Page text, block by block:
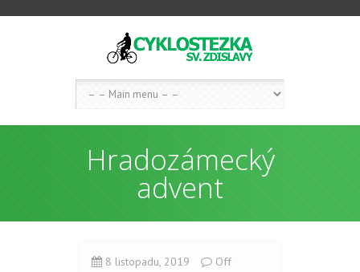
Hradozámecký
advent
8 listopadu, 2019 Off